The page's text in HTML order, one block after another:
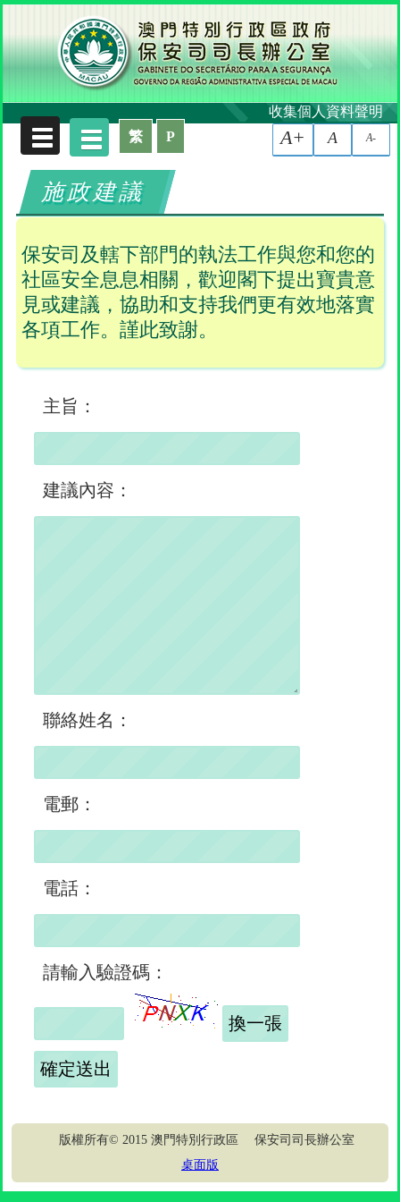
收集個人資料聲明
A-
A
A+
繁 P
施政建議
保安司及轄下部門的執法工作與您和您的
社區安全息息相關，歡迎閣下提出寶貴意
見或建議，協助和支持我們更有效地落實
各項工作。謹此致謝。
主旨：
建議內容：
聯絡姓名：
電郵：
電話：
請輸入驗證碼：
版權所有© 2015 澳門特別行政區 保安司司長辦公室
桌面版